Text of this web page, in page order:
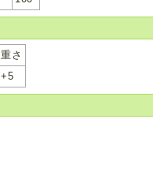
重さ
+5